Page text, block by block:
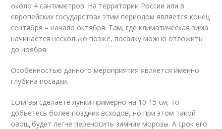
около 4 сантиметров. На территории России или в
европейских государствах этим периодом является конец
сентября – начало октября. Там, где климатическая зима
начинается несколько позже, посадку можно отложить
до ноября.
Особенностью данного мероприятия является именно
глубина посадки.
Если вы сделаете лунки примерно на 10-15 см, то
добьетесь более поздних всходов, но при этом такой
овощ будет легче переносить зимние морозы. А срок его